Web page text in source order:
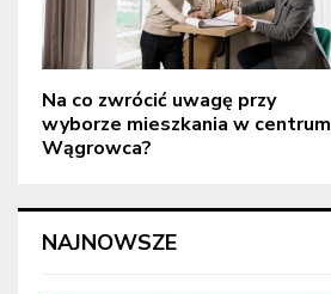
Na co zwrócić uwagę przy
wyborze mieszkania w centrum
Wągrowca?
NAJNOWSZE